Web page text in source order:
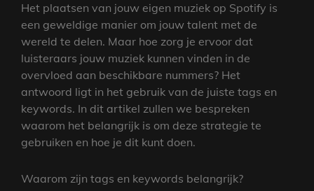
Het plaatsen van jouw eigen muziek op Spotify is
een geweldige manier om jouw talent met de
wereld te delen. Maar hoe zorg je ervoor dat
luisteraars jouw muziek kunnen vinden in de
overvloed aan beschikbare nummers? Het
antwoord ligt in het gebruik van de juiste tags en
keywords. In dit artikel zullen we bespreken
waarom het belangrijk is om deze strategie te
gebruiken en hoe je dit kunt doen.
Waarom zijn tags en keywords belangrijk?